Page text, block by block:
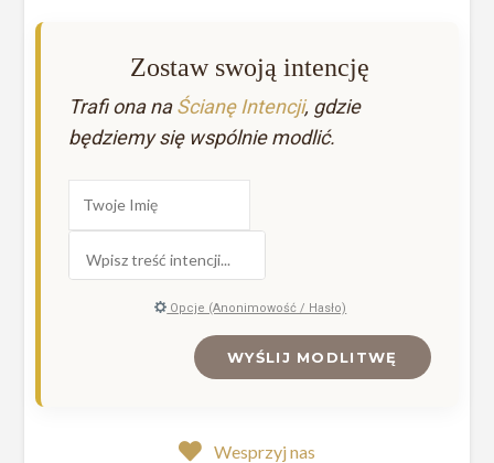
Zostaw swoją intencję
Trafi ona naŚcianę Intencji, gdzie
będziemy się wspólnie modlić.
Opcje (Anonimowość / Hasło)
WYŚLIJ MODLITWĘ
Wesprzyj nas